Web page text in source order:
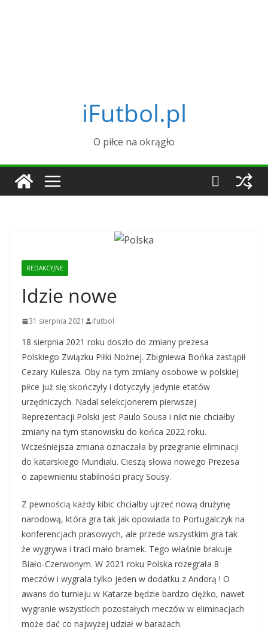
iFutbol.pl
O piłce na okrągło
REDAKCYJNE
Idzie nowe
31 sierpnia 2021 ifutbol
18 sierpnia 2021 roku doszło do zmiany prezesa
Polskiego Związku Piłki Nożnej. Zbigniewa Bońka zastąpił
Cezary Kulesza. Oby na tym zmiany osobowe w polskiej
piłce już się skończyły i dotyczyły jedynie etatów
urzędniczych. Nadal selekcjonerem pierwszej
Reprezentacji Polski jest Paulo Sousa i nikt nie chciałby
zmiany na tym stanowisku do końca 2022 roku.
Wcześniejsza zmiana oznaczała by przegranie eliminacji
do katarskiego Mundialu. Cieszą słowa nowego Prezesa
o zapewnieniu stabilności pracy Sousy.
Z pewnością każdy kibic chciałby ujrzeć nową drużynę
narodową, która gra tak jak opowiada to Portugalczyk na
konferencjach prasowych, ale przede wszystkim gra tak
że wygrywa i traci mało bramek. Tego właśnie brakuje
Biało-Czerwonym. W 2021 roku Polska rozegrała 8
meczów i wygrała tylko jeden w dodatku z Andorą ! O
awans do turnieju w Katarze będzie bardzo ciężko, nawet
wygranie wszystkich pozostałych meczów w eliminacjach
może dać co najwyżej udział w barażach.